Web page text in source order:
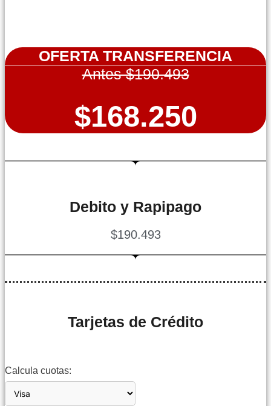
OFERTA TRANSFERENCIA
Antes $190.493
$168.250
Debito y Rapipago
$190.493
Tarjetas de Crédito
Calcula cuotas: